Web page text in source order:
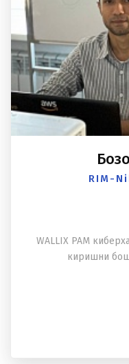
RIM-
WALLIX PAM
киришни